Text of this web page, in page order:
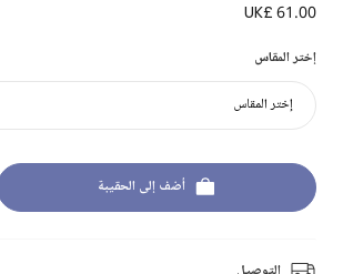
UK£ 61.00
إختر المقاس
إختر المقاس
أضف إلى الحقيبة